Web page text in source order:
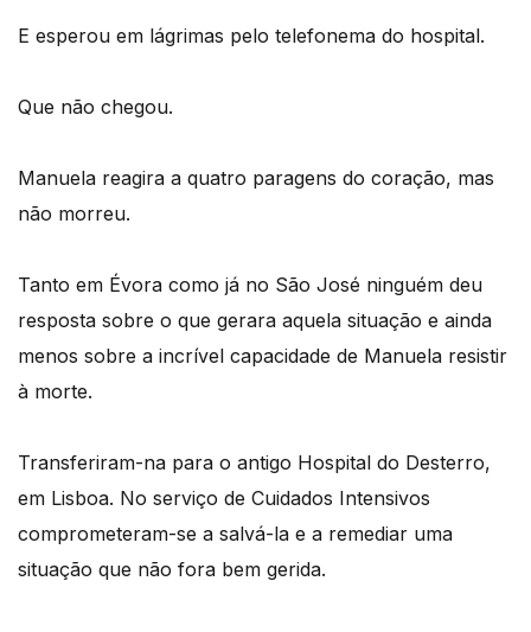
E esperou em lágrimas pelo telefonema do hospital.
Que não chegou.
Manuela reagira a quatro paragens do coração, mas
não morreu.
Tanto em Évora como já no São José ninguém deu
resposta sobre o que gerara aquela situação e ainda
menos sobre a incrível capacidade de Manuela resistir
à morte.
Transferiram-na para o antigo Hospital do Desterro,
em Lisboa. No serviço de Cuidados Intensivos
comprometeram-se a salvá-la e a remediar uma
situação que não fora bem gerida.